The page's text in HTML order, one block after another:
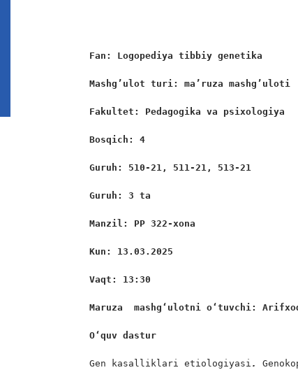
Fan: Logopediya tibbiy genetika
Mashg’ulot turi: ma’ruza mashg’uloti
Fakultet: Pedagogika va psixologiya
Bosqich: 4
Guruh: 510-21, 511-21, 513-21
Guruh: 3 ta
Manzil: PP 322-xona
Kun: 13.03.2025
Vaqt: 13:30
Maruza  mashgʻulotni oʻtuvchi:
O‘quv dastur
Gen kasalliklari etiologiyasi .